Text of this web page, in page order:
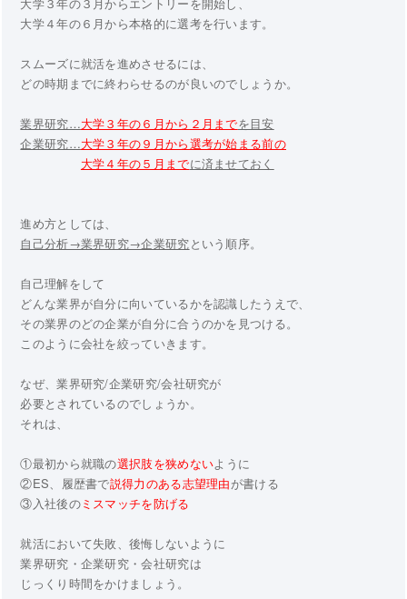
大学４年の６月から本格的に選考を行います。
スムーズに就活を進めさせるには、
どの時期までに終わらせるのが良いのでしょうか。
業界研究…大学３年の６月から２月までを目安
企業研究…大学３年の９月から選考が始まる前の
大学４年の５月までに済ませておく
進め方としては、
自己分析→業界研究→企業研究という順序。
自己理解をして
どんな業界が自分に向いているかを認識したうえで、
その業界のどの企業が自分に合うのかを見つける。
このように会社を絞っていきます。
なぜ、業界研究/企業研究/会社研究が
必要とされているのでしょうか。
それは、
①最初から就職の選択肢を狭めないように
②ES、履歴書で説得力のある志望理由が書ける
③入社後のミスマッチを防げる
就活において失敗、後悔しないように
業界研究・企業研究・会社研究は
じっくり時間をかけましょう。